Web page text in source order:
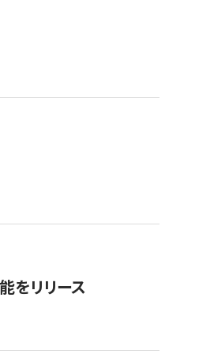
をリリース